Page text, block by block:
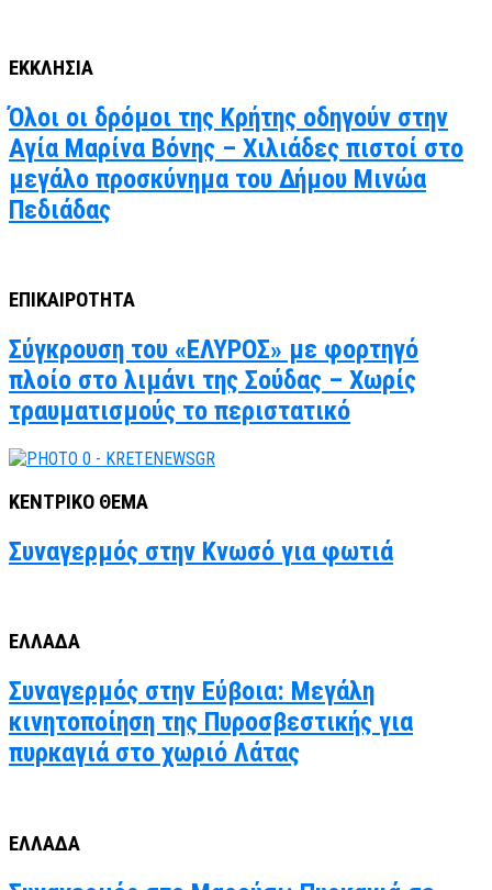
ΕΚΚΛΗΣΙΑ
Όλοι οι δρόμοι της Κρήτης οδηγούν στην
Αγία Μαρίνα Βόνης – Χιλιάδες πιστοί στο
μεγάλο προσκύνημα του Δήμου Μινώα
Πεδιάδας
ΕΠΙΚΑΙΡΟΤΗΤΑ
Σύγκρουση του «ΕΛΥΡΟΣ» με φορτηγό
πλοίο στο λιμάνι της Σούδας – Χωρίς
τραυματισμούς το περιστατικό
ΚΕΝΤΡΙΚΟ ΘΕΜΑ
Συναγερμός στην Κνωσό για φωτιά
ΕΛΛΑΔΑ
Συναγερμός στην Εύβοια: Μεγάλη
κινητοποίηση της Πυροσβεστικής για
πυρκαγιά στο χωριό Λάτας
ΕΛΛΑΔΑ